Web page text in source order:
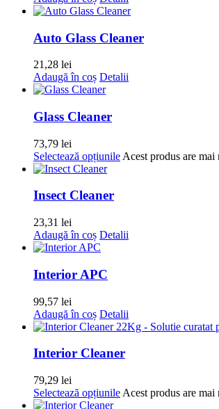
Auto Glass Cleaner
21,28 lei
Adaugă în coș Detalii
Glass Cleaner
73,79 lei
Selectează opțiunile Acest produs are
Insect Cleaner
23,31 lei
Adaugă în coș Detalii
Interior APC
99,57 lei
Adaugă în coș Detalii
Interior Cleaner
79,29 lei
Selectează opțiunile Acest produs are